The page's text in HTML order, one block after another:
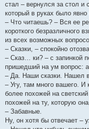
стал – вернулся за стол
который в руках было явно
– Что читаешь? – Вся ее
короткого безразличного
из всех возможных
– Сказки, – спокойно
– Сказ… ки? – с запинкой
пришедший на ум вопрос:
– Да. Наши сказки. Нашел
– Угу, там много вашего. И
более похожей на
похожей на ту, которую
– Забавные.
Ну, он хотя бы отвечает –